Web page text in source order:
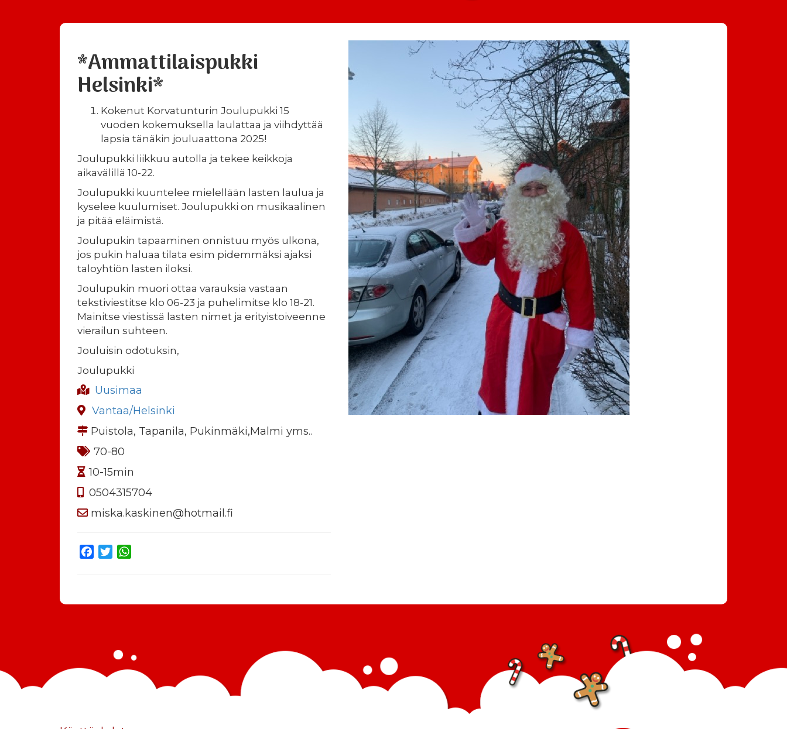
*Ammattilaispukki
Helsinki*
Kokenut Korvatunturin Joulupukki 15
vuoden kokemuksella laulattaa ja viihdyttää
lapsia tänäkin jouluaattona 2025!
Joulupukki liikkuu autolla ja tekee keikkoja
aikavälillä 10-22.
Joulupukki kuuntelee mielellään lasten laulua ja
kyselee kuulumiset. Joulupukki on musikaalinen
ja pitää eläimistä.
Joulupukin tapaaminen onnistuu myös ulkona,
jos pukin haluaa tilata esim pidemmäksi ajaksi
taloyhtiön lasten iloksi.
Joulupukin muori ottaa varauksia vastaan
tekstiviestitse klo 06-23 ja puhelimitse klo 18-21.
Mainitse viestissä lasten nimet ja erityistoiveenne
vierailun suhteen.
Jouluisin odotuksin,
Joulupukki
Uusimaa
Vantaa/Helsinki
Puistola, Tapanila, Pukinmäki,Malmi yms..
70-80
10-15min
0504315704
miska.kaskinen@hotmail.fi
Facebook
Twitter